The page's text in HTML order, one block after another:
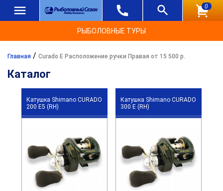
0
РЫБОЛОВНЫЕ ТУРЫ
Главная / Curado E Расположение ручки Правая от 15 500 р.
Каталог
Катушка Shimano CURADO
200 E5 (RH)
Катушка Shimano CURADO
300 E (RH)